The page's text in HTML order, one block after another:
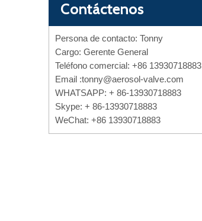
Contáctenos
Persona de contacto: Tonny
Cargo: Gerente General
Teléfono comercial: +86 13930718883
Email :tonny@aerosol-valve.com
WHATSAPP: + 86-13930718883
Skype: + 86-13930718883
WeChat: +86 13930718883